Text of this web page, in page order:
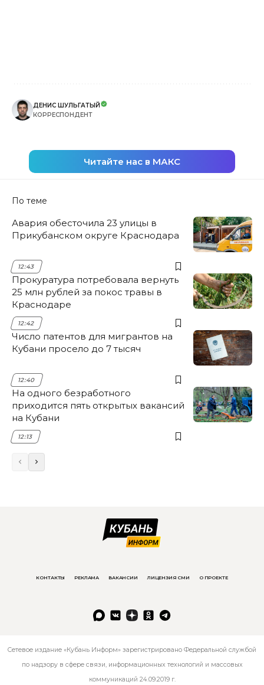
ДЕНИС ШУЛЬГАТЫЙ
КОРРЕСПОНДЕНТ
Читайте нас в МАКС
По теме
Авария обесточила 23 улицы в
Прикубанском округе Краснодара
12:43
Прокуратура потребовала вернуть
25 млн рублей за покос травы в
Краснодаре
12:42
Число патентов для мигрантов на
Кубани просело до 7 тысяч
12:40
На одного безработного
приходится пять открытых вакансий
на Кубани
12:13
КОНТАКТЫ РЕКЛАМА ВАКАНСИИ ЛИЦЕНЗИЯ СМИ О ПРОЕКТЕ
Сетевое издание «Кубань Информ» зарегистрировано Федеральной службой
по надзору в сфере связи, информационных технологий и массовых
коммуникаций 24.09.2019 г.